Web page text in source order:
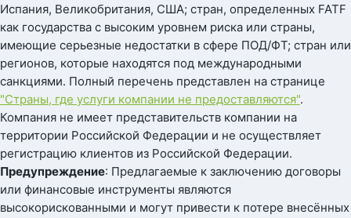
Испания, Великобритания, США; стран, определенных FATF
как государства с высоким уровнем риска или страны,
имеющие серьезные недостатки в сфере ПОД/ФТ; стран или
регионов, которые находятся под международными
санкциями. Полный перечень представлен на странице
"Страны, где услуги компании не предоставляются".
Компания не имеет представительств компании на
территории Российской Федерации и не осуществляет
регистрацию клиентов из Российской Федерации.
Предупреждение: Предлагаемые к заключению договоры
или финансовые инструменты являются
высокорискованными и могут привести к потере внесённых